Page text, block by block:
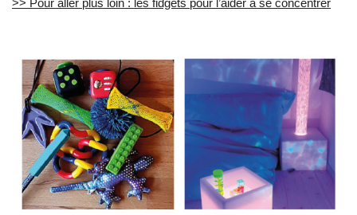
>> Pour aller plus loin : les fidgets pour l’aider à se concentrer